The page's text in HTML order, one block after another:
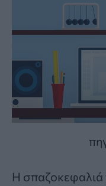
Η σπαζοκεφαλιά